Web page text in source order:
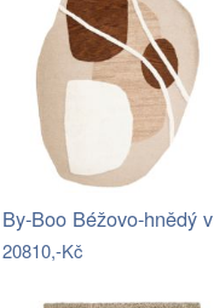
20810,-Kč